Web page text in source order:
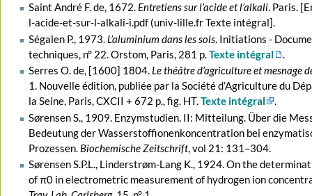
Saint André F. de, 1672. Entretiens sur l’acide et l’alkali. Paris.
l-acide-et-sur-l-alkali-i.pdf (univ-lille.fr Texte intégral].
Ségalen P., 1973. L’aluminium dans les sols. Initiations -
techniques, n° 22. Orstom, Paris, 281 p. Texte intégral
Serres O. de, [1600] 1804. Le théâtre d’agriculture et mesnage
1. Nouvelle édition, publiée par la Société d’Agriculture du
la Seine, Paris, CXCII + 672 p., fig. HT.Texte intégral
.
Sørensen S., 1909. Enzymstudien. II: Mitteilung. Über die
Bedeutung der Wasserstoffionenkoncentration bei
Prozessen. Biochemische Zeitschrift, vol 21:‎ 131–304.
Sørensen S.P.L., Linderstrøm-Lang K., 1924. On the
of π0 in electrometric measurement of hydrogen ion